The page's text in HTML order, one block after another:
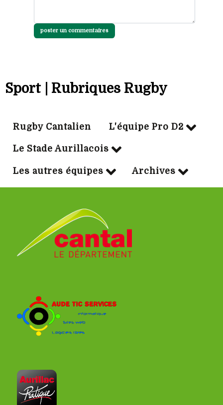
poster un commentaires
Sport | Rubriques Rugby
Rugby Cantalien L'équipe Pro D2
Le Stade Aurillacois
Les autres équipes Archives